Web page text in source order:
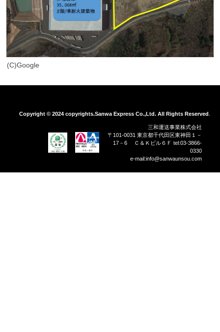
(C)Google
Copyright © 2024 copyrights.Sanwa Express Co.,Ltd. All Rights Reserved.
三和運送事業株式会社
〒101-0031 東京都千代田区東神田１－
17－6 Ｃ＆Ｋビル６Ｆ tel:03-3866-
0330
e-mail:info@sanwaunsou.com